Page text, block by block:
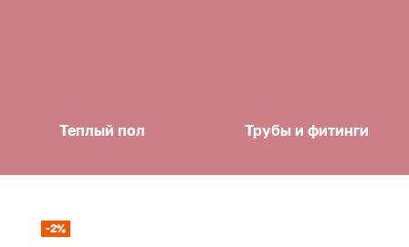
Теплый пол Трубы и фитинги
-2%